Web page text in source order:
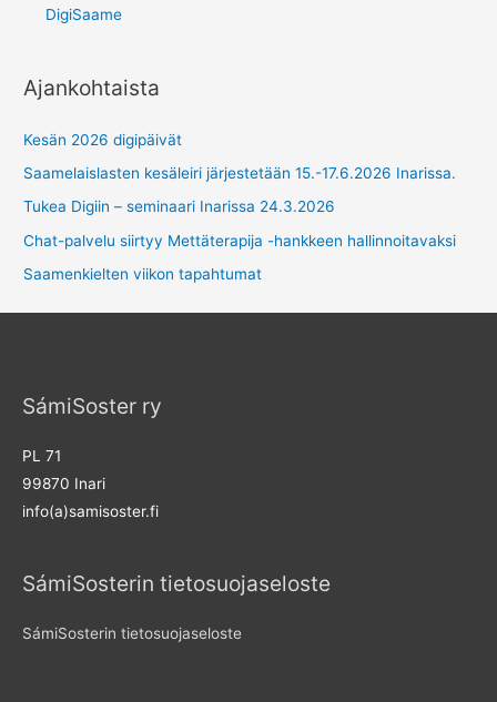
DigiSaame
Ajankohtaista
Kesän 2026 digipäivät
Saamelaislasten kesäleiri järjestetään 15.-17.6.2026 Inarissa.
Tukea Digiin – seminaari Inarissa 24.3.2026
Chat-palvelu siirtyy Mettäterapija -hankkeen hallinnoitavaksi
Saamenkielten viikon tapahtumat
SámiSoster ry
PL 71
99870 Inari
info(a)samisoster.fi
SámiSosterin tietosuojaseloste
SámiSosterin tietosuojaseloste